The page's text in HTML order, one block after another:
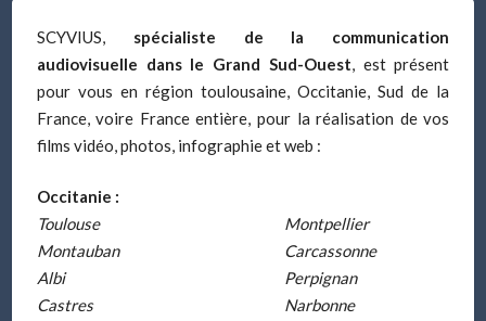
SCYVIUS, spécialiste de la communication
audiovisuelle dans le Grand Sud-Ouest , est présent
pour vous en région toulousaine, Occitanie, Sud de la
France, voire France entière, pour la réalisation de vos
films vidéo, photos, infographie et web :
Occitanie :
Toulouse
Montauban
Albi
Castres
Montpellier
Carcassonne
Perpignan
Narbonne